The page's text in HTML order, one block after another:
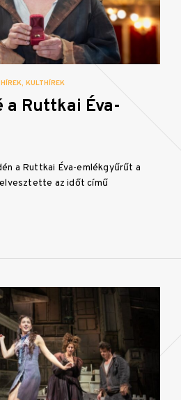
KULTHÍREK
a Ruttkai Éva-
a Ruttkai Éva-emlékgyűrűt a
az időt című